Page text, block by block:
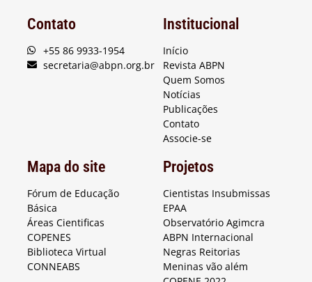
Contato
+55 86 9933-1954
secretaria@abpn.org.br
Institucional
Início
Revista ABPN
Quem Somos
Notícias
Publicações
Contato
Associe-se
Mapa do site
Fórum de Educação
Básica
Áreas Cientificas
COPENES
Biblioteca Virtual
CONNEABS
Projetos
Cientistas Insubmissas
EPAA
Observatório Agimcra
ABPN Internacional
Negras Reitorias
Meninas vão além